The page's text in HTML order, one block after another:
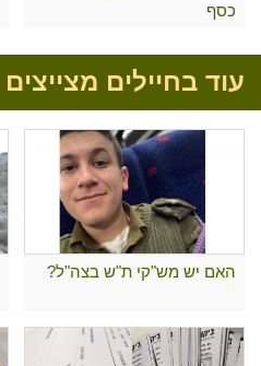
כסף
עוד בחיילים מצייצים
האם יש מש"קי ת"ש בצה"ל?